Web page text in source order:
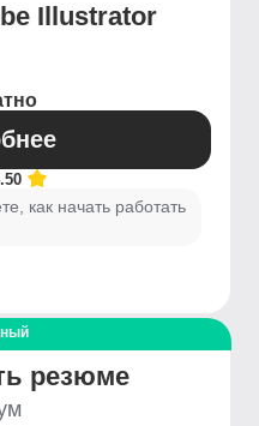
Illustrator
как начать работать
резюме